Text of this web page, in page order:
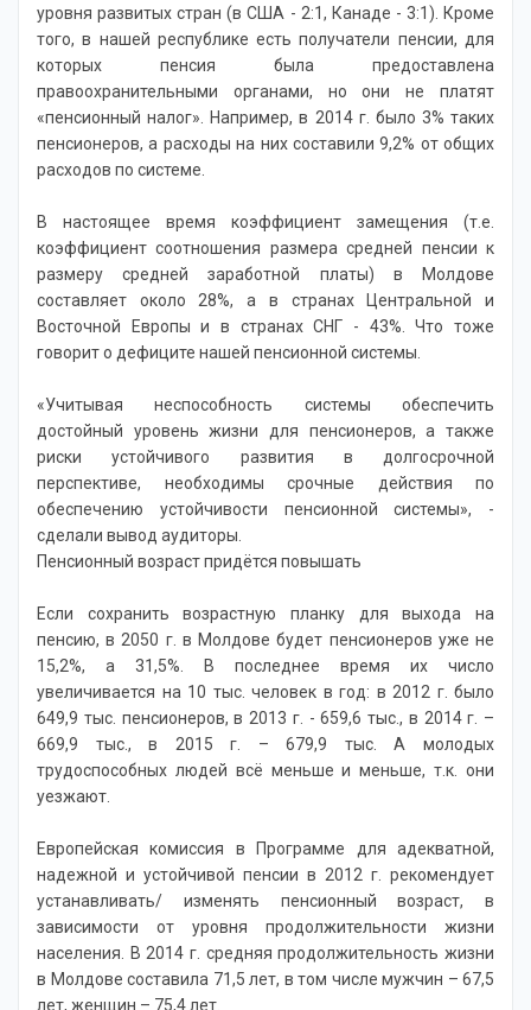
уровня развитых стран (в США - 2:1, Канаде - 3:1). Кроме
того, в нашей республике есть получатели пенсии, для
которых пенсия была предоставлена
правоохранительными органами, но они не платят
«пенсионный налог». Например, в 2014 г. было 3% таких
пенсионеров, а расходы на них составили 9,2% от общих
расходов по системе.
В настоящее время коэффициент замещения (т.е.
коэффициент соотношения размера средней пенсии к
размеру средней заработной платы) в Молдове
составляет около 28%, а в странах Центральной и
Восточной Европы и в странах СНГ - 43%. Что тоже
говорит о дефиците нашей пенсионной системы.
«Учитывая неспособность системы обеспечить
достойный уровень жизни для пенсионеров, а также
риски устойчивого развития в долгосрочной
перспективе, необходимы срочные действия по
обеспечению устойчивости пенсионной системы», -
сделали вывод аудиторы.
Пенсионный возраст придётся повышать
Если сохранить возрастную планку для выхода на
пенсию, в 2050 г. в Молдове будет пенсионеров уже не
15,2%, а 31,5%. В последнее время их число
увеличивается на 10 тыс. человек в год: в 2012 г. было
649,9 тыс. пенсионеров, в 2013 г. - 659,6 тыс., в 2014 г. –
669,9 тыс., в 2015 г. – 679,9 тыс. А молодых
трудоспособных людей всё меньше и меньше, т.к. они
уезжают.
Европейская комиссия в Программе для адекватной,
надежной и устойчивой пенсии в 2012 г. рекомендует
устанавливать/ изменять пенсионный возраст, в
зависимости от уровня продолжительности жизни
населения. В 2014 г. средняя продолжительность жизни
в Молдове составила 71,5 лет, в том числе мужчин – 67,5
лет, женщин – 75,4 лет.